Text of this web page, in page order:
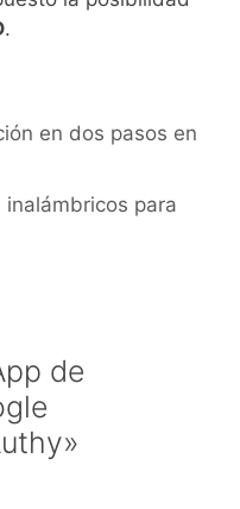
.
en dos pasos en
para
de